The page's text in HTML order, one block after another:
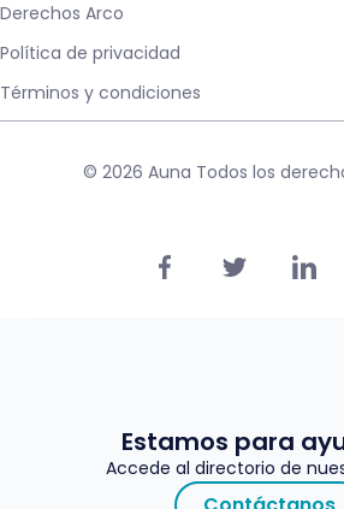
Estamos para
Accede al directorio de
Derechos Arco
Política de privacidad
Términos y condiciones
© 2026 Auna Todos los